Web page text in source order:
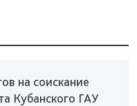
на соискание
Кубанского ГАУ